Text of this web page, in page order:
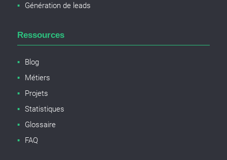
Génération de leads
Ressources
Blog
Métiers
Projets
Statistiques
Glossaire
FAQ